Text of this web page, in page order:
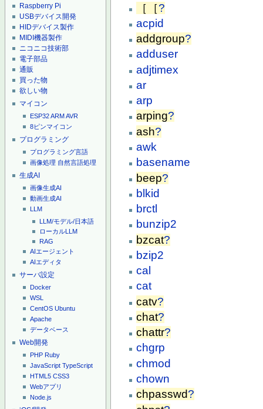
Raspberry Pi
USBデバイス開発
HIDデバイス製作
MIDI機器製作
ニコニコ技術部
電子部品
通販
買った物
欲しい物
マイコン
ESP32ARMAVR
8ピンマイコン
プログラミング
プログラミング言語
画像処理 自然言語処理
生成AI
画像生成AI
動画生成AI
LLM
LLM/モデル/日本語
ローカルLLM
RAG
AIエージェント
AIエディタ
サーバ設定
Docker
WSL
CentOS Ubuntu
Apache
データベース
Web開発
PHP Ruby
JavaScript TypeScript
HTML5 CSS3
Webアプリ
Node.js
［［?
acpid
addgroup?
adduser
adjtimex
ar
arp
arping?
ash?
awk
basename
beep?
blkid
brctl
bunzip2
bzcat?
bzip2
cal
cat
catv?
chat?
chattr?
chgrp
chmod
chown
chpasswd?